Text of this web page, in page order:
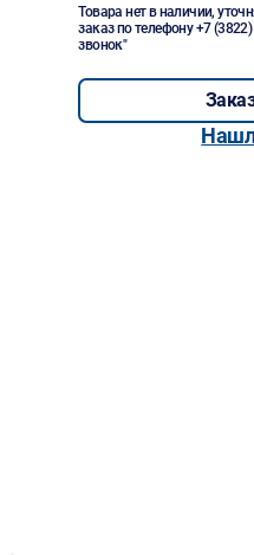
Товара нет в наличии,
заказ по телефону+7
звонок"